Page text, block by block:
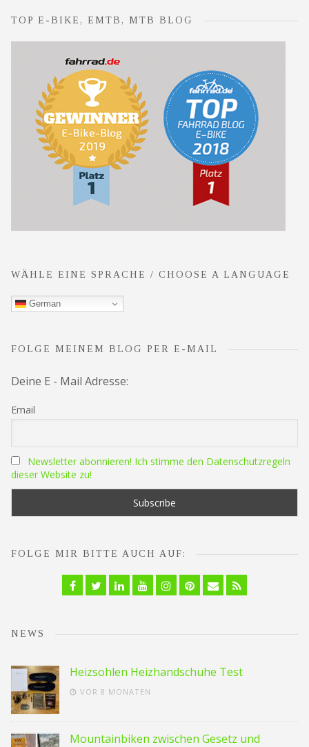
TOP E-BIKE, EMTB, MTB BLOG
WÄHLE EINE SPRACHE / CHOOSE A LANGUAGE
German
FOLGE MEINEM BLOG PER E-MAIL
Deine E - Mail Adresse:
Email
Newsletter abonnieren! Ich stimme den Datenschutzregeln
dieser Website zu!
FOLGE MIR BITTE AUCH AUF:
Facebook
TwitterLinkedinYouTubeInstagram
PinterestEmailRSS
NEWS
Heizsohlen Heizhandschuhe Test
VOR 8 MONATEN
Mountainbiken zwischen Gesetz und